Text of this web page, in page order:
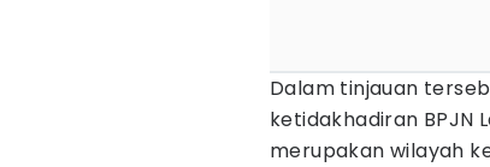
Dalam tinjauan
ketidakhadiran BPJN
merupakan wilayah